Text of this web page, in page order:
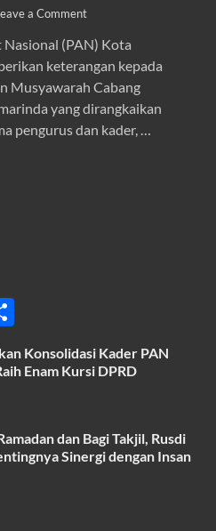
a Comment
(PAN) Kota
keterangan kepada
Musyawarah Cabang
yang dirangkaikan
pengurus dan kader, …
h
ar
Konsolidasi Kader PAN
Enam Kursi DPRD
dan Bagi Takjil, Rusdi
Sinergi dengan Insan